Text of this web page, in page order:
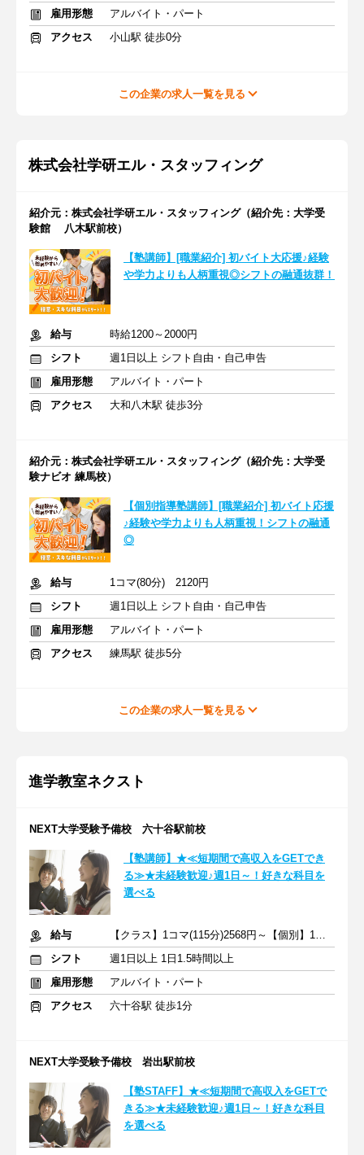
雇用形態
アルバイト・パート
アクセス
小山駅 徒歩0分
この企業の求人一覧を見る
株式会社学研エル・スタッフィング
紹介元：株式会社学研エル・スタッフィング（紹介先：大学受
験館 八木駅前校）
【塾講師】[職業紹介] 初バイト大応援♪経験
や学力よりも人柄重視◎シフトの融通抜群！
給与
時給1200～2000円
シフト
週1日以上 シフト自由・自己申告
雇用形態
アルバイト・パート
アクセス
大和八木駅 徒歩3分
紹介元：株式会社学研エル・スタッフィング（紹介先：大学受
験ナビオ 練馬校）
【個別指導塾講師】[職業紹介] 初バイト応援
♪経験や学力よりも人柄重視！シフトの融通
◎
給与
1コマ(80分) 2120円
シフト
週1日以上 シフト自由・自己申告
雇用形態
アルバイト・パート
アクセス
練馬駅 徒歩5分
この企業の求人一覧を見る
進学教室ネクスト
NEXT大学受験予備校 六十谷駅前校
【塾講師】★≪短期間で高収入をGETでき
る≫★未経験歓迎♪週1日～！好きな科目を
選べる
給与
【クラス】1コマ(115分)2568円～【個別】1コマ(80分)1740円～
シフト
週1日以上 1日1.5時間以上
雇用形態
アルバイト・パート
アクセス
六十谷駅 徒歩1分
NEXT大学受験予備校 岩出駅前校
【塾STAFF】★≪短期間で高収入をGETで
きる≫★未経験歓迎♪週1日～！好きな科目
を選べる